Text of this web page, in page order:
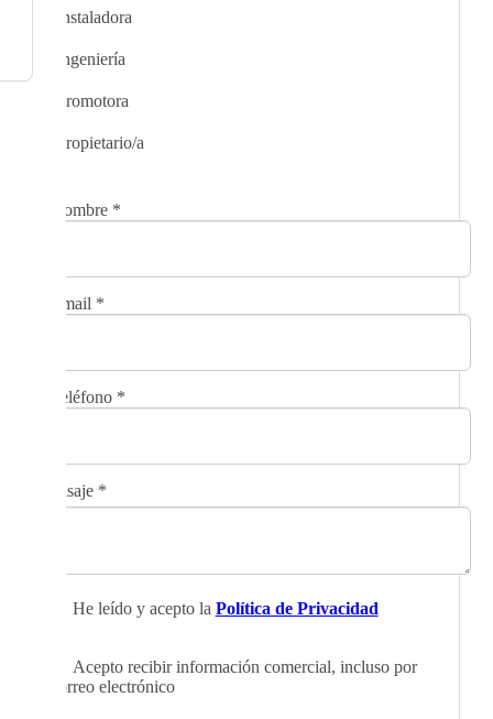
Instaladora
Ingeniería
Promotora
Propietario/a
Nombre *
Email *
Teléfono *
Mensaje *
He leído y acepto la Política de Privacidad
Acepto recibir información comercial, incluso por
correo electrónico